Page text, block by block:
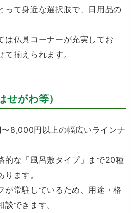
って身近な選択肢で、日用品の
は仏具コーナーが充実してお
て揃えられます。
せがわ等）
8,000円以上の幅広いラインナ
的な「風呂敷タイプ」まで20種
ます。
が常駐しているため、用途・格
できます。